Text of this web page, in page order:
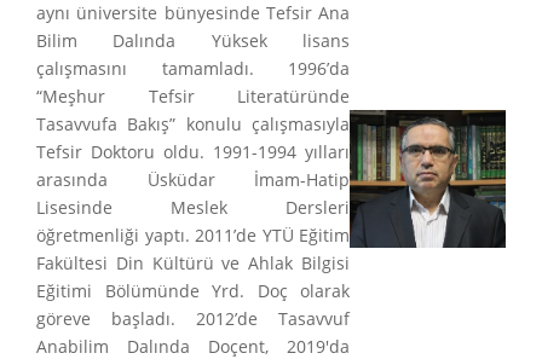
aynı üniversite bünyesinde Tefsir Ana
Bilim Dalında Yüksek lisans
çalışmasını tamamladı. 1996’da
“Meşhur Tefsir Literatüründe
Tasavvufa Bakış” konulu çalışmasıyla
Tefsir Doktoru oldu. 1991-1994 yılları
arasında Üsküdar İmam-Hatip
Lisesinde Meslek Dersleri
öğretmenliği yaptı. 2011’de YTÜ Eğitim
Fakültesi Din Kültürü ve Ahlak Bilgisi
Eğitimi Bölümünde Yrd. Doç olarak
göreve başladı. 2012’de Tasavvuf
Anabilim Dalında Doçent, 2019'da